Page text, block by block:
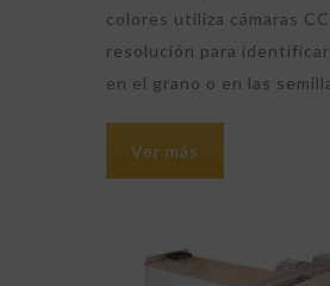
colores utiliza cámaras
resolución para identificar
en el grano o en las
Ver más